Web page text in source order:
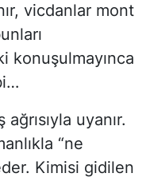
vicdanlar mont
konuşulmayınca
uyanır.
“ne
Kimisi gidilen